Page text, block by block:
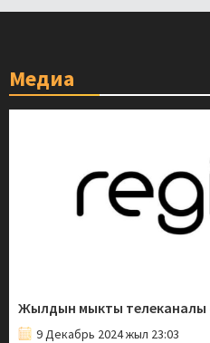
Медиа
Жылдын мыкты телеканалы
9 Декабрь 2024 жыл 23:03